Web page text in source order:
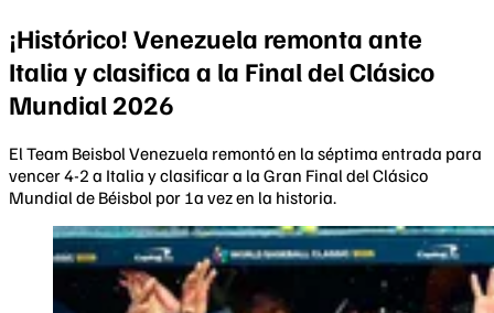
¡Histórico! Venezuela remonta ante
Italia y clasifica a la Final del Clásico
Mundial 2026
El Team Beisbol Venezuela remontó en la séptima entrada para
vencer 4-2 a Italia y clasificar a la Gran Final del Clásico
Mundial de Béisbol por 1a vez en la historia.